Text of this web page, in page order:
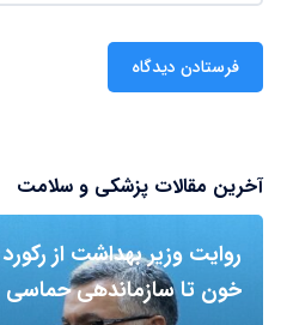
آخرین مقالات پزشکی و سلامت
روایت وزیر بهداشت از
خون تا سازماندهی حماسی